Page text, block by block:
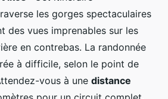
les gorges spectaculaires
des vues imprenables sur les
en contrebas. La randonnée
à difficile, selon le point de
vous à une distance